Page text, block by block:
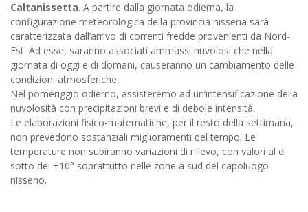
Caltanissetta. A partire dalla giornata odierna, la
configurazione meteorologica della provincia nissena sarà
caratterizzata dall’arrivo di correnti fredde provenienti da Nord-
Est. Ad esse, saranno associati ammassi nuvolosi che nella
giornata di oggi e di domani, causeranno un cambiamento delle
condizioni atmosferiche.
Nel pomeriggio odierno, assisteremo ad un’intensificazione della
nuvolosità con precipitazioni brevi e di debole intensità.
Le elaborazioni fisico-matematiche, per il resto della settimana,
non prevedono sostanziali miglioramenti del tempo. Le
temperature non subiranno variazioni di rilievo, con valori al di
sotto dei +10° soprattutto nelle zone a sud del capoluogo
nisseno.